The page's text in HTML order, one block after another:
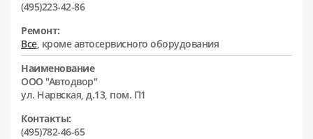
(495)223-42-86
Ремонт:
Все, кроме автосервисного оборудования
Наименование
ООО "Автодвор"
ул. Нарвская, д.13, пом. П1
Контакты:
(495)782-46-65